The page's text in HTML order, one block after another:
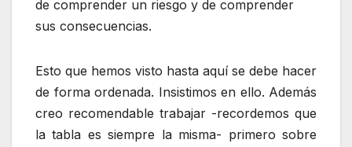
de comprender un riesgo y de comprender
sus consecuencias.
Esto que hemos visto hasta aquí se debe hacer
de forma ordenada. Insistimos en ello. Además
creo recomendable trabajar -recordemos que
la tabla es siempre la misma- primero sobre